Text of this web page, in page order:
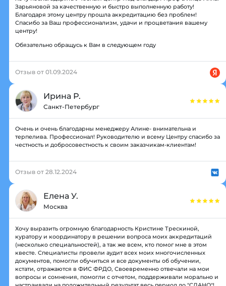
Зарьяновой за качественную и быстро выполненную работу!
Благодаря этому центру прошла аккредитацию без проблем!
Спасибо за Ваш профессионализм, удачи и процветания вашему
центру!
Обязательно обращусь к Вам в следующем году
Отзыв от 01.09.2024
Ирина Р.
Санкт-Петербург
Очень и очень благодарны менеджеру Алине- внимательна и
терпелива. Профессионал! Руководителю и всему Центру спасибо за
честность и добросовестность к своим заказчикам-клиентам!
Отзыв от 28.12.2024
Елена У.
Москва
Хочу выразить огромную благодарность Кристине Трескиной,
куратору и координатору в решении вопроса моих аккредитаций
(несколько специальностей), а так же всем, кто помог мне в этом
квесте. Специалисты провели аудит всех моих многочисленных
документов, помогли обучиться и все документы об обучении,
кстати, отражаются в ФИС ФРДО, Своевременно отвечали на мои
вопросы и сомнения, помогли с отчетом, поддерживали морально и